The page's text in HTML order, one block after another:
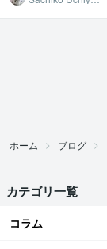
ホーム ブログ
カテゴリ一覧
コラム